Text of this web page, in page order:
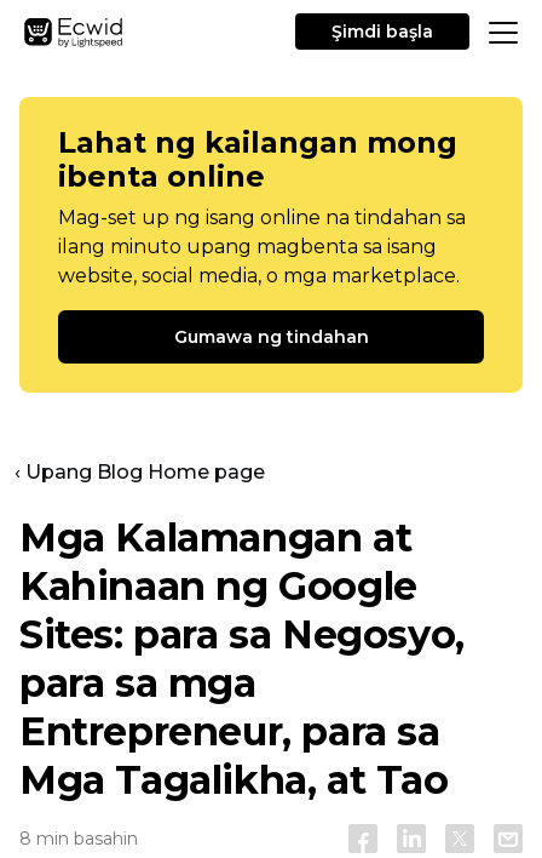
Şimdi başla
Lahat ng kailangan mong
ibenta online
Mag-set up ng isang online na tindahan sa
ilang minuto upang magbenta sa isang
website, social media, o mga marketplace.
Gumawa ng tindahan
‹ Upang Blog Home page
Mga Kalamangan at
Kahinaan ng Google
Sites: para sa Negosyo,
para sa mga
Entrepreneur, para sa
Mga Tagalikha, at Tao
8 min basahin